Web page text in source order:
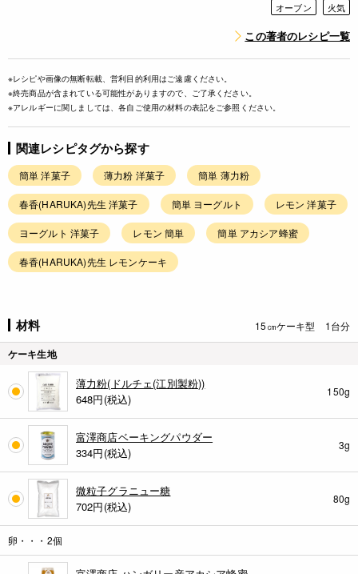
オーブン 火気
この著者のレシピ一覧
※レシピや画像の無断転載、営利目的利用はご遠慮ください。
※終売商品が含まれている可能性がありますので、ご了承ください。
※アレルギーに関しましては、各自ご使用の材料の表記をご参照ください。
関連レシピタグから探す
簡単 洋菓子 薄力粉 洋菓子 簡単 薄力粉
春香(HARUKA)先生 洋菓子 簡単 ヨーグルト レモン 洋菓子
ヨーグルト 洋菓子 レモン 簡単 簡単 アカシア蜂蜜
春香(HARUKA)先生 レモンケーキ
材料 15㎝ケーキ型 1台分
ケーキ生地
薄力粉(ドルチェ(江別製粉))
648円(税込)
150g
富澤商店ベーキングパウダー
334円(税込)
3g
微粒子グラニュー糖
702円(税込)
80g
卵・・・2個